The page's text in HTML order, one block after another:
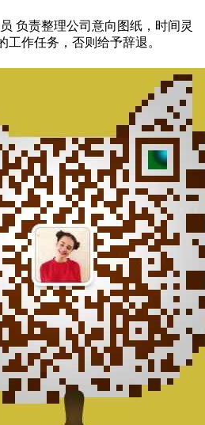
负责整理公司意向图纸，时间灵
作任务，否则给予辞退。